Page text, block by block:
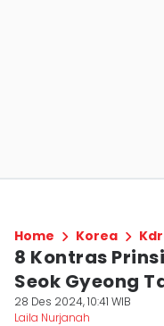
Home Korea
8 Kontras
Seok Gyeong
28 Des 2024, 10:41 WIB
Laila Nurjanah